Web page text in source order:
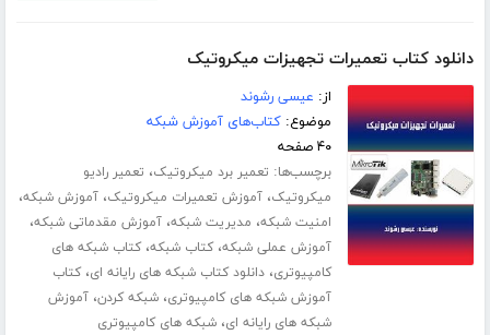
دانلود کتاب تعمیرات تجهیزات میکروتیک
از: عیسی رشوند
موضوع:کتاب‌های آموزش شبکه
۴۰ صفحه
برچسب‌ها: تعمیر برد میکروتیک، تعمیر رادیو
میکروتیک،آموزش تعمیرات میکروتیک،آموزش شبکه،
امنیت شبکه، مدیریت شبکه،آموزش مقدماتی شبکه،
آموزش عملی شبکه،کتاب شبکه،کتاب شبکه های
کامپیوتری،دانلود کتاب شبکه های رایانه ای،کتاب
آموزش شبکه های کامپیوتری،شبکه کردن،آموزش
شبکه های رایانه ای،شبکه های کامپیوتری